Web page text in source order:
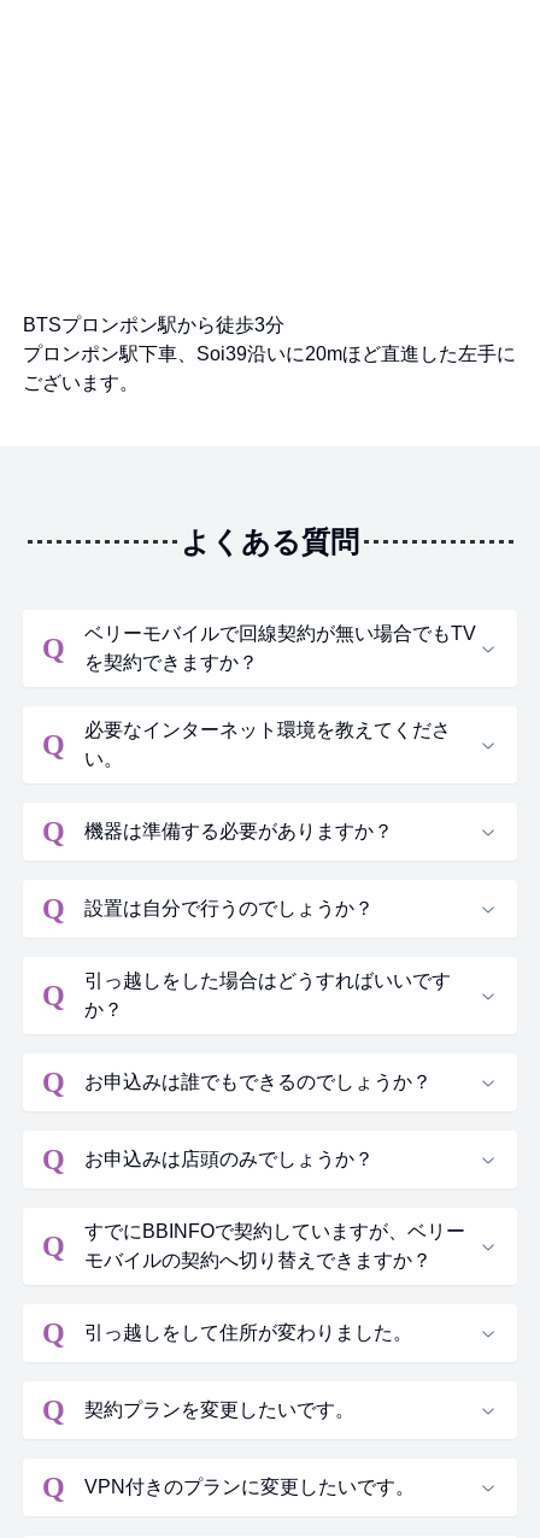
BTSプロンポン駅から徒歩3分
プロンポン駅下車、Soi39沿いに20mほど直進した左手に
ございます。
よくある質問
Q
ベリーモバイルで回線契約が無い場合でもTV
を契約できますか？
Q
必要なインターネット環境を教えてくださ
い。
Q 機器は準備する必要がありますか？
Q 設置は自分で行うのでしょうか？
Q
引っ越しをした場合はどうすればいいです
か？
Q お申込みは誰でもできるのでしょうか？
Q お申込みは店頭のみでしょうか？
Q
すでにBBINFOで契約していますが、ベリー
モバイルの契約へ切り替えできますか？
Q 引っ越しをして住所が変わりました。
Q 契約プランを変更したいです。
Q VPN付きのプランに変更したいです。